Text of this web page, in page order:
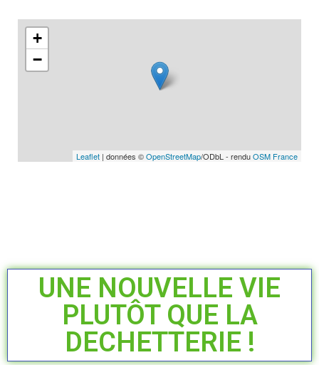
+
−
Leaflet | données ©OpenStreetMap/ODbL - renduOSM France
UNE NOUVELLE VIE
PLUTÔT QUE LA
DECHETTERIE !